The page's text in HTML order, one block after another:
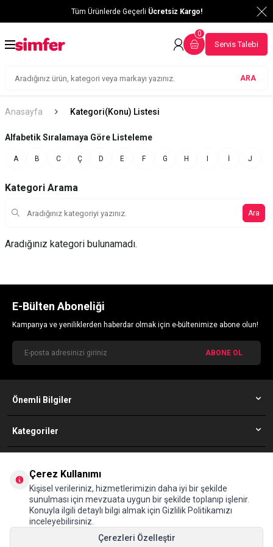
Tüm Ürünlerde Geçerli Ücretsiz Kargo!
ARA
0
Servis Talebi
Anasayfa Kategori(Konu) Listesi
Alfabetik Sıralamaya Göre Listeleme
A B C Ç D E F G H I İ J
Kategori Arama
Ara
Aradığınız kategori bulunamadı.
E-Bülten Aboneliği
Kampanya ve yeniliklerden haberdar olmak için e-bültenimize abone olun!
ABONE OL
Önemli Bilgiler
Kategoriler
08502010352
Adres
Maltepe Mahallesi, Eski Çırpıcı Yolu Sokak, No:4A D-100 Yanyolu, 34010
Zeytinburnu İstanbul (The İstanbul Merter B1/B2 Blok Kat:9)
Çerez Kullanımı
Kişisel verileriniz, hizmetlerimizin daha iyi bir şekilde
sunulması için mevzuata uygun bir şekilde toplanıp işlenir.
Konuyla ilgili detaylı bilgi almak için Gizlilik Politikamızı
inceleyebilirsiniz.
Çerezleri Özelleştir